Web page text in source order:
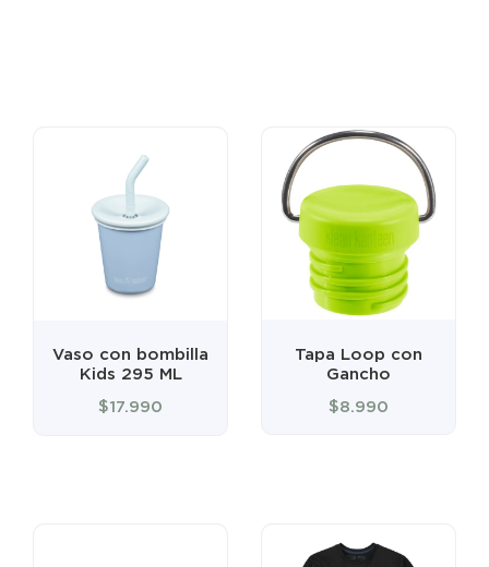
Tapa Loop con
Gancho
$8.990
Botella Niños
Classic Sport 355
ml con Bombilla
$16.990